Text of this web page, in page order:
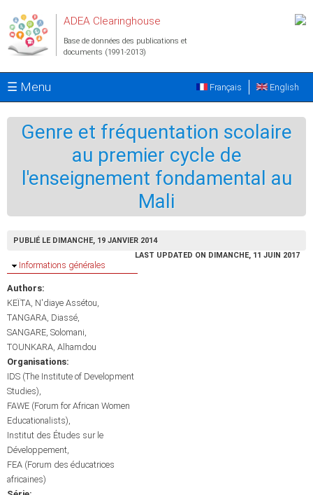
ADEA Clearinghouse
Base de données des publications et
documents (1991-2013)
☰ Menu English
Français
Genre et fréquentation scolaire
au premier cycle de
l'enseignement fondamental au
Mali
PUBLIÉ LE DIMANCHE, 19 JANVIER 2014
LAST UPDATED ON DIMANCHE, 11 JUIN 2017
Masquer
Informations générales
Authors:
KEÏTA, N'diaye Assétou
TANGARA, Diassé
SANGARE, Solomani
TOUNKARA, Alhamdou
Organisations:
IDS (The Institute of Development
Studies)
FAWE (Forum for African Women
Educationalists)
Institut des Études sur le
Développement
FEA (Forum des éducatrices
africaines)